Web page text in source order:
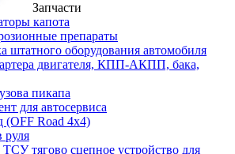
Запчасти
капота
препараты
штатного оборудования автомобиля
двигателя, КПП-АКПП, бака,
пикапа
для автосервиса
(OFF Road 4x4)
руля
тягово сцепное устройство для